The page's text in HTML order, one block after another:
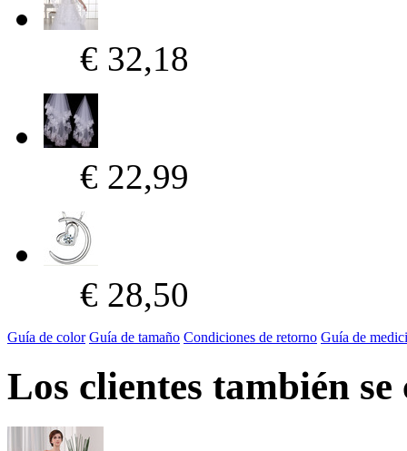
€ 32,18
€ 22,99
€ 28,50
Guía de color Guía de tamaño Condiciones de retorno Guía de
Los clientes también se